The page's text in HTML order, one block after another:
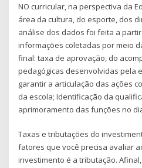
NO curricular, na perspectiva da
área da cultura, do esporte, dos
análise dos dados foi feita a
informações coletadas por meio
final: taxa de aprovação, do
pedagógicas desenvolvidas pela
garantir a articulação das ações
da escola; Identificação da
aprimoramento das funções no
Taxas e tributações do
fatores que você precisa avaliar
investimento é a tributação.